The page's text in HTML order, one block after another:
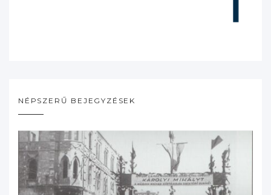
NÉPSZERŰ BEJEGYZÉSEK